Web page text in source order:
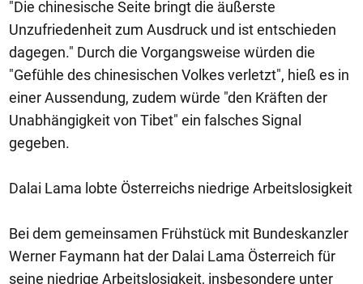
"Die chinesische Seite bringt die äußerste
Unzufriedenheit zum Ausdruck und ist entschieden
dagegen." Durch die Vorgangsweise würden die
"Gefühle des chinesischen Volkes verletzt", hieß es in
einer Aussendung, zudem würde "den Kräften der
Unabhängigkeit von Tibet" ein falsches Signal
gegeben.
Dalai Lama lobte Österreichs niedrige Arbeitslosigkeit
Bei dem gemeinsamen Frühstück mit Bundeskanzler
Werner Faymann hat der Dalai Lama Österreich für
seine niedrige Arbeitslosigkeit, insbesondere unter